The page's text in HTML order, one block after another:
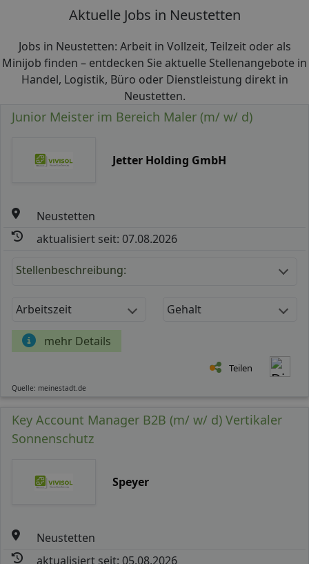
Aktuelle Jobs in Neustetten
Jobs in Neustetten: Arbeit in Vollzeit, Teilzeit oder als
Minijob finden – entdecken Sie aktuelle Stellenangebote in
Handel, Logistik, Büro oder Dienstleistung direkt in
Neustetten.
Junior Meister im Bereich Maler (m/ w/ d)
Jetter Holding GmbH
Neustetten
aktualisiert seit: 07.08.2026
Stellenbeschreibung:
Arbeitszeit Gehalt
mehr Details
Teilen
Quelle: meinestadt.de
Key Account Manager B2B (m/ w/ d) Vertikaler
Sonnenschutz
Speyer
Neustetten
aktualisiert seit: 05.08.2026